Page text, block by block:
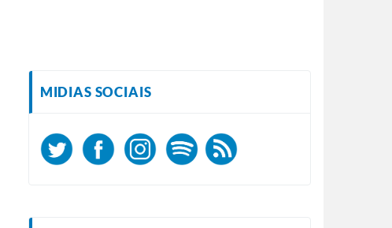
MIDIAS SOCIAIS